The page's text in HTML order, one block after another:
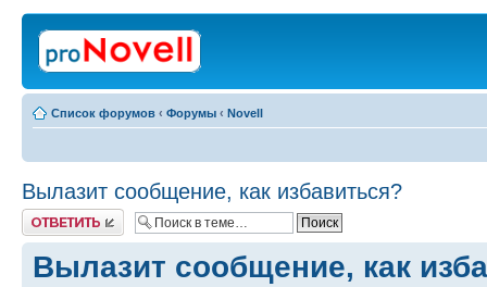
Список форумов ‹ Форумы ‹ Novell
Вылазит сообщение, как избавиться?
Ответить
Вылазит сообщение, как